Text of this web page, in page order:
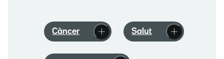
Càncer Salut